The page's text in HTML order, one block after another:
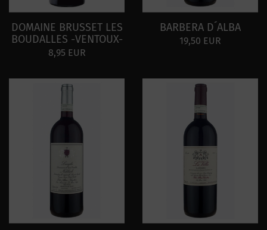
DOMAINE BRUSSET LES
BOUDALLES -VENTOUX-
8,95 EUR
BARBERA D´ALBA
19,50 EUR